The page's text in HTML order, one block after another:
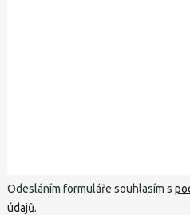
Odesláním formuláře souhlasím s
údajů.